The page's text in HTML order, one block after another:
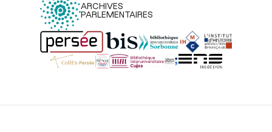
ARCHIVES
PARLEMENTAIRES
Menu